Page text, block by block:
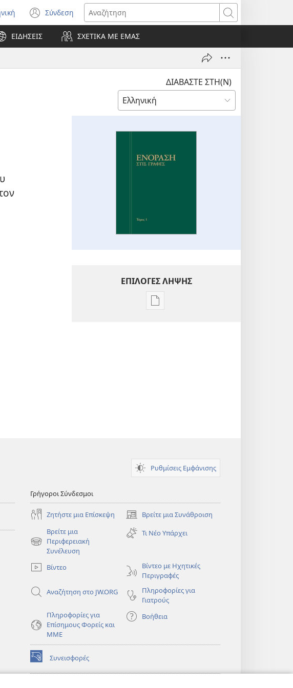
Σύνδεση
(ανοίγει
νέο
παράθυρο)
Αναζήτηση
ΕΙΔΗΣΕΙΣ ΣΧΕΤΙΚΑ ΜΕ ΕΜΑΣ
ΔΙΑΒΑΣΤΕ ΣΤΗ(Ν)
ΕΠΙΛΟΓΕΣ ΛΗΨΗΣ
Επιλογές
Ρυθμίσεις Εμφάνισης
Γρήγοροι Σύνδεσμοι
Ζητήστε μια Επίσκεψη Βρείτε μια Συνάθροιση
(ανοίγει
νέο
παράθυρο)
Βρείτε μια
Περιφερειακή
Συνέλευση
(ανοίγει
παράθυρο)
Τι Νέο Υπάρχει
Βίντεο
Βίντεο με Ηχητικές
Περιγραφές
Αναζήτηση στο JW.ORG
Πληροφορίες για
Γιατρούς
Πληροφορίες για
Επίσημους Φορείς και
ΜΜΕ
Βοήθεια
Συνεισφορές
(ανοίγει
νέο